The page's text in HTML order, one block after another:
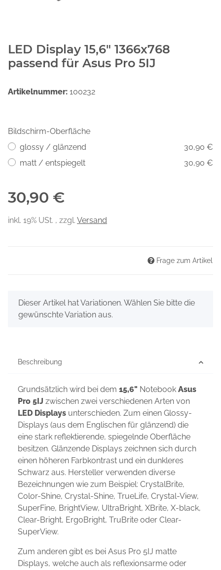
LED Display 15,6" 1366x768
passend für Asus Pro 5IJ
Artikelnummer: 100232
Bildschirm-Oberfläche
glossy / glänzend
30,90 €
matt / entspiegelt
30,90 €
30,90 €
inkl. 19% USt. , zzgl. Versand
Frage zum Artikel
x
Dieser Artikel hat Variationen. Wählen Sie bitte die
gewünschte Variation aus.
Beschreibung
Grundsätzlich wird bei dem 15,6" Notebook Asus
Pro 5IJ zwischen zwei verschiedenen Arten von
LED Displays unterschieden. Zum einen Glossy-
Displays (aus dem Englischen für glänzend) die
eine stark reflektierende, spiegelnde Oberfläche
besitzen. Glänzende Displays zeichnen sich durch
einen höheren Farbkontrast und ein dunkleres
Schwarz aus. Hersteller verwenden diverse
Bezeichnungen wie zum Beispiel: CrystalBrite,
Color-Shine, Crystal-Shine, TrueLife, Crystal-View,
SuperFine, BrightView, UltraBright, XBrite, X-black,
Clear-Bright, ErgoBright, TruBrite oder Clear-
SuperView.
Zum anderen gibt es bei Asus Pro 5IJ matte
Displays, welche auch als reflexionsarme oder